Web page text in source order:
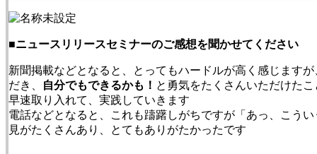
■ニュースリリースセミナーのご感想を聞かせてください
新聞掲載などとなると、とってもハードルが高く感じます
だき、
自分でもできるかも！ と勇気をたくさんいただけた
早速取り入れて、実践していきます
電話などとなると、これも躊躇しがちですが「あっ、こう
見がたくさんあり、とてもありがたかったです